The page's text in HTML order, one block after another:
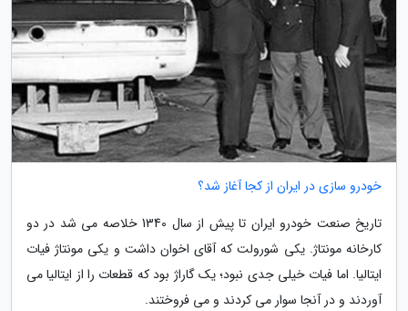
خودرو سازی در ایران از کجا آغاز شد؟
تاریخ صنعت خودرو ایران تا پیش از سال 1340 خلاصه می شد در دو
کارخانه مونتاژ. یکی شورولت که آقای اخوان داشت و یکی مونتاژ فیات
ایتالیا. اما فیات خیلی جدی نبود؛ یک گاراژ بود که قطعات را از ایتالیا می
آوردند و در آنجا سوار می کردند و می فروختند.